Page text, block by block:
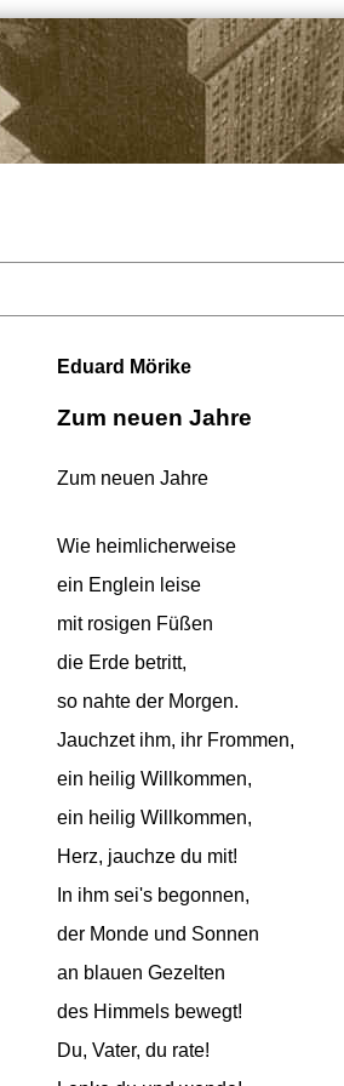
Eduard Mörike
Zum neuen Jahre
Zum neuen Jahre
Wie heimlicherweise
ein Englein leise
mit rosigen Füßen
die Erde betritt,
so nahte der Morgen.
Jauchzet ihm, ihr Frommen,
ein heilig Willkommen,
ein heilig Willkommen,
Herz, jauchze du mit!
In ihm sei's begonnen,
der Monde und Sonnen
an blauen Gezelten
des Himmels bewegt!
Du, Vater, du rate!